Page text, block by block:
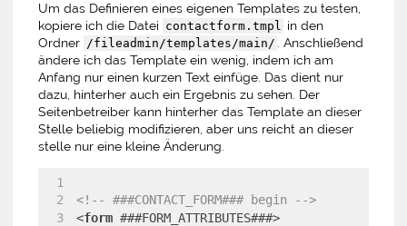
Um das Definieren eines eigenen Templates zu testen,
kopiere ich die Datei contactform.tmpl
in den
Ordner /fileadmin/templates/main/
. Anschließend
ändere ich das Template ein wenig, indem ich am
Anfang nur einen kurzen Text einfüge. Das dient nur
dazu, hinterher auch ein Ergebnis zu sehen. Der
Seitenbetreiber kann hinterher das Template an dieser
Stelle beliebig modifizieren, aber uns reicht an dieser
stelle nur eine kleine Änderung.
<!-- ###CONTACT_FORM### begin -->
<form ###FORM_ATTRIBUTES###>